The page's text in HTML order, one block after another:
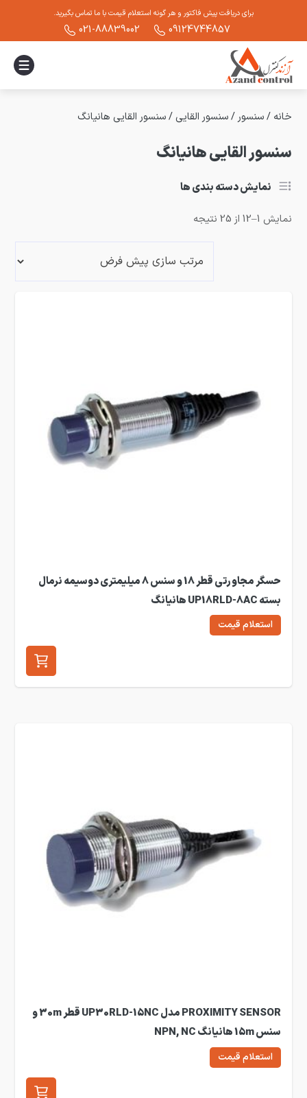
برای دریافت پیش فاکتور و هر گونه استعلام قیمت با ما تماس بگیرید.
09124744857
021-88839002
خانه /سنسور /سنسور القایی /سنسور القایی هانیانگ
سنسور القایی هانیانگ
نمایش دسته بندی ها
نمایش 1–12 از 25 نتیجه
حسگر مجاورتی قطر 18 و سنس 8 میلیمتری دوسیمه نرمال
بسته UP18RLD-8AC هانیانگ
استعلام قیمت
PROXIMITY SENSOR مدل UP30RLD-15NC قطر 30m و
سنس 15m هانیانگ NPN, NC
استعلام قیمت